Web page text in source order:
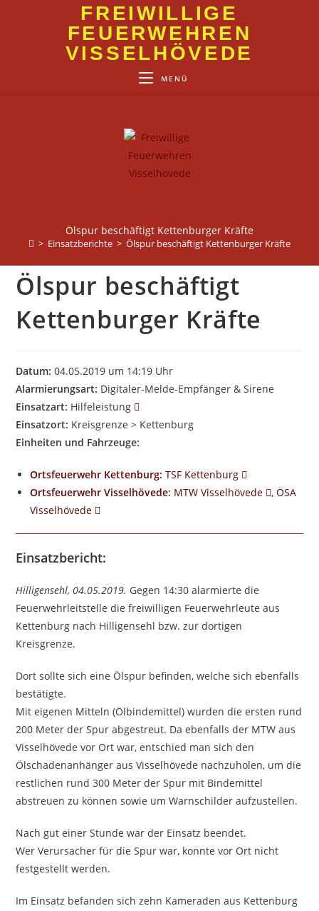
FREIWILLIGE
FEUERWEHREN
VISSELHÖVEDE
MENÜ
Ölspur beschäftigt Kettenburger Kräfte
> Einsatzberichte > Ölspur beschäftigt Kettenburger Kräfte
Ölspur beschäftigt
Kettenburger Kräfte
Datum: 04.05.2019 um 14:19 Uhr
Alarmierungsart: Digitaler-Melde-Empfänger & Sirene
Einsatzart: Hilfeleistung
Einsatzort: Kreisgrenze > Kettenburg
Einheiten und Fahrzeuge:
Ortsfeuerwehr Kettenburg: TSF Kettenburg
Ortsfeuerwehr Visselhövede: MTW Visselhövede ,ÖSA
Visselhövede
Einsatzbericht:
Hilligensehl, 04.05.2019. Gegen 14:30 alarmierte die
Feuerwehrleitstelle die freiwilligen Feuerwehrleute aus
Kettenburg nach Hilligensehl bzw. zur dortigen
Kreisgrenze.
Dort sollte sich eine Ölspur befinden, welche sich ebenfalls
bestätigte.
Mit eigenen Mitteln (Ölbindemittel) wurden die ersten rund
200 Meter der Spur abgestreut. Da ebenfalls der MTW aus
Visselhövede vor Ort war, entschied man sich den
Ölschadenanhänger aus Visselhövede nachzuholen, um die
restlichen rund 300 Meter der Spur mit Bindemittel
abstreuen zu können sowie um Warnschilder aufzustellen.
Nach gut einer Stunde war der Einsatz beendet.
Wer Verursacher für die Spur war, konnte vor Ort nicht
festgestellt werden.
Im Einsatz befanden sich zehn Kameraden aus Kettenburg